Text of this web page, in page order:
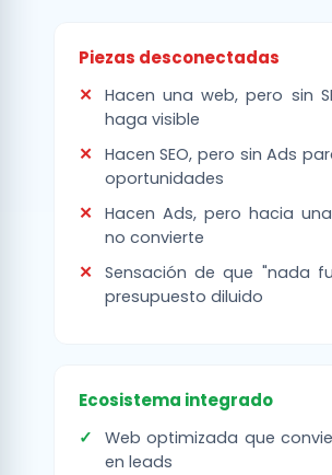
Piezas desconectadas
Hacen una web, pero sin
haga visible
Hacen SEO, pero sin Ads
oportunidades
Hacen Ads, pero hacia
no convierte
Sensación de que "nada
presupuesto diluido
Ecosistema integrado
Web optimizada que
en leads